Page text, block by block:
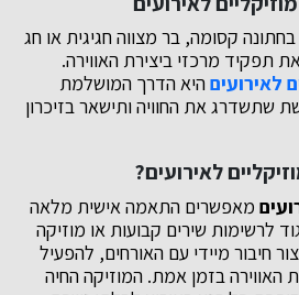
קסומה, בר מצווה חגיגית או חג
תפקיד מרכזי ביצירת האווירה.
לאירועיםהיא הדרך המושלמת
שתשדרג את החוויה ותישאר בזיכרון
לאירועים?
מאפשרים התאמה אישית מלאה
לרשימות שירים קבועות או מוזיקה
חיבור מיידי עם האורחים, להפעיל
האווירה בזמן אמת. המוזיקה החיה